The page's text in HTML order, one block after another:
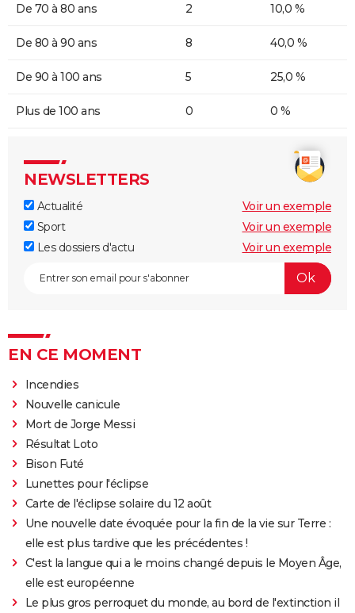
De 70 à 80 ans 2 10,0 %
De 80 à 90 ans 8 40,0 %
De 90 à 100 ans 5 25,0 %
Plus de 100 ans 0 0 %
NEWSLETTERS
Actualité
Voir un exemple
Sport
Voir un exemple
Les dossiers d'actu
Voir un exemple
EN CE MOMENT
Incendies
Nouvelle canicule
Mort de Jorge Messi
Résultat Loto
Bison Futé
Lunettes pour l'éclipse
Carte de l'éclipse solaire du 12 août
Une nouvelle date évoquée pour la fin de la vie sur Terre :
elle est plus tardive que les précédentes !
C'est la langue qui a le moins changé depuis le Moyen Âge,
elle est européenne
Le plus gros perroquet du monde, au bord de l'extinction il